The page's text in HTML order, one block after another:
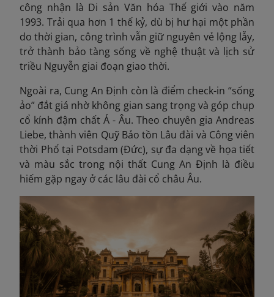
công nhận là Di sản Văn hóa Thế giới vào năm
1993. Trải qua hơn 1 thế kỷ, dù bị hư hại một phần
do thời gian, công trình vẫn giữ nguyên vẻ lộng lẫy,
trở thành bảo tàng sống về nghệ thuật và lịch sử
triều Nguyễn giai đoạn giao thời.
Ngoài ra, Cung An Định còn là điểm check-in “sống
ảo” đắt giá nhờ không gian sang trọng và góp chụp
cổ kính đậm chất Á - Âu. Theo chuyên gia Andreas
Liebe, thành viên Quỹ Bảo tồn Lâu đài và Công viên
thời Phổ tại Potsdam (Đức), sự đa dạng về họa tiết
và màu sắc trong nội thất Cung An Định là điều
hiếm gặp ngay ở các lâu đài cổ châu Âu.